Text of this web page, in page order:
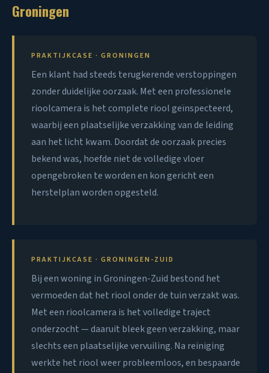
Groningen
PRAKTIJKCASE · GRONINGEN
Een klant had steeds terugkerende verstoppingen
zonder duidelijke oorzaak. Met een professionele
rioolcamera is het complete riool geïnspecteerd,
waarbij een plaatselijke verzakking van de leiding
aan het licht kwam. Doordat de oorzaak precies
bekend was, hoefde niet de volledige vloer
opengebroken te worden en kon gericht een
herstelplan worden opgesteld.
PRAKTIJKCASE · GRONINGEN-ZUID
Bij een woning in Groningen-Zuid bestond het
vermoeden dat het riool onder de tuin verzakt was.
Met een rioolcamera is het volledige traject
onderzocht — daaruit bleek geen verzakking, maar
slechts een plaatselijke vervuiling. Na reiniging
werkte het riool weer probleemloos, en bespaarde